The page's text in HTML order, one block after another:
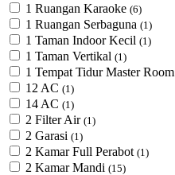
1 Ruangan Karaoke (6)
1 Ruangan Serbaguna (1)
1 Taman Indoor Kecil (1)
1 Taman Vertikal (1)
1 Tempat Tidur Master Room
12 AC (1)
14 AC (1)
2 Filter Air (1)
2 Garasi (1)
2 Kamar Full Perabot (1)
2 Kamar Mandi (15)